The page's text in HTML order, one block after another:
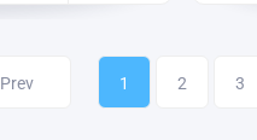
Prev 1 2 3